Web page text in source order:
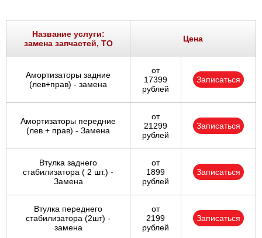
Название услуги:
замена запчастей, ТО
Цена
Амортизаторы задние
(лев+прав) - замена
от
17399
рублей
Записаться
Амортизаторы передние
(лев + прав) - Замена
от
21299
рублей
Записаться
Втулка заднего
стабилизатора ( 2 шт.) -
Замена
от
1899
рублей
Записаться
Втулка переднего
стабилизатора (2шт) -
замена
от
2199
рублей
Записаться